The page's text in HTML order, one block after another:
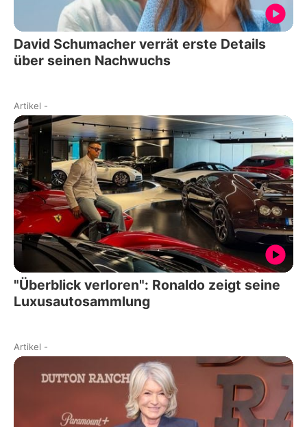
David Schumacher verrät erste Details
über seinen Nachwuchs
Artikel -
"Überblick verloren": Ronaldo zeigt seine
Luxusautosammlung
Artikel -